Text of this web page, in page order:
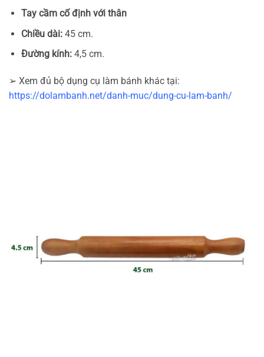
Tay cầm cố định với thân
Chiều dài:45 cm.
Đường kính:4,5 cm.
➢ Xem đủ bộ dụng cụ làm bánh khác tại:
https://dolambanh.net/danh-muc/dung-cu-lam-banh/